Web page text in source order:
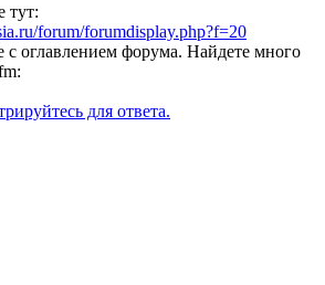
тут:
forum/forumdisplay.php?f=20
с оглавлением форума. Найдете много
для ответа.